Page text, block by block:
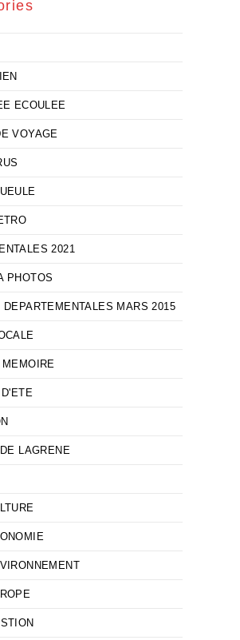
ECOULEE
VOYAGE
2021
PHOTOS
DEPARTEMENTALES MARS 2015
LAGRENE